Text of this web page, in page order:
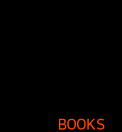
BOOKS